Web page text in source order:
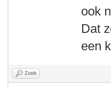
ook
Dat
een
Zoek